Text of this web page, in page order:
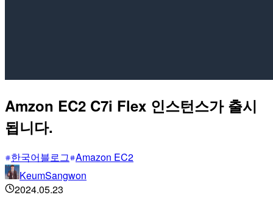
Amzon EC2 C7i Flex 인스턴스가 출시
됩니다.
한국어블로그 Amazon EC2
KeumSangwon
2024.05.23